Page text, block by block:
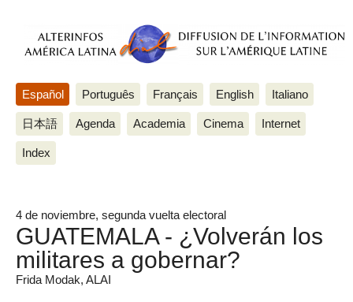
Español Português Français English Italiano
日本語 Agenda Academia Cinema Internet
Index
4 de noviembre, segunda vuelta electoral
GUATEMALA - ¿Volverán los
militares a gobernar?
Frida Modak, ALAI